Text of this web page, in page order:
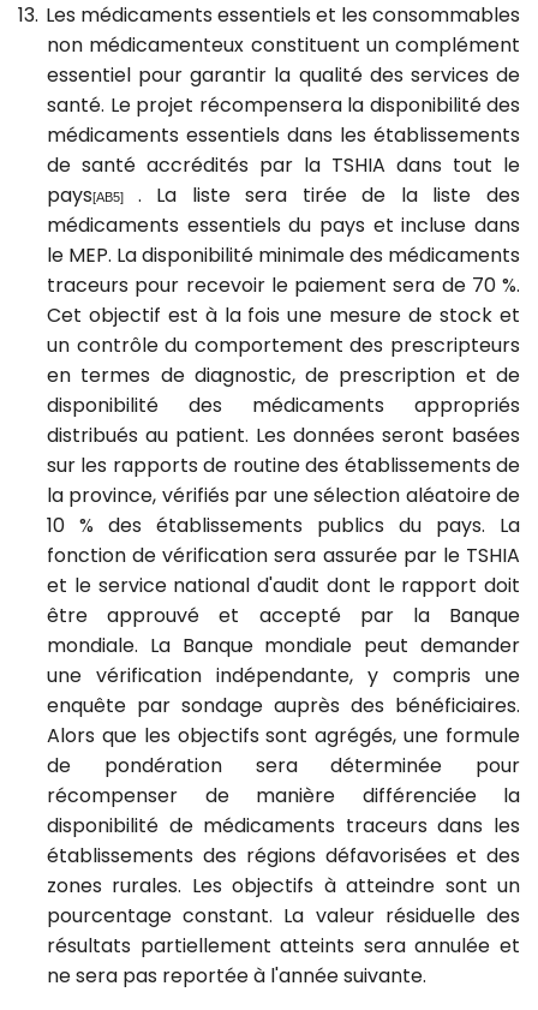
13. Les médicaments essentiels et les consommables
non médicamenteux constituent un complément
essentiel pour garantir la qualité des services de
santé. Le projet récompensera la disponibilité des
médicaments essentiels dans les établissements
de santé accrédités par la TSHIA dans tout le
pays[AB5] . La liste sera tirée de la liste des
médicaments essentiels du pays et incluse dans
le MEP. La disponibilité minimale des médicaments
traceurs pour recevoir le paiement sera de 70 %.
Cet objectif est à la fois une mesure de stock et
un contrôle du comportement des prescripteurs
en termes de diagnostic, de prescription et de
disponibilité des médicaments appropriés
distribués au patient. Les données seront basées
sur les rapports de routine des établissements de
la province, vérifiés par une sélection aléatoire de
10 % des établissements publics du pays. La
fonction de vérification sera assurée par le TSHIA
et le service national d'audit dont le rapport doit
être approuvé et accepté par la Banque
mondiale. La Banque mondiale peut demander
une vérification indépendante, y compris une
enquête par sondage auprès des bénéficiaires.
Alors que les objectifs sont agrégés, une formule
de pondération sera déterminée pour
récompenser de manière différenciée la
disponibilité de médicaments traceurs dans les
établissements des régions défavorisées et des
zones rurales. Les objectifs à atteindre sont un
pourcentage constant. La valeur résiduelle des
résultats partiellement atteints sera annulée et
ne sera pas reportée à l'année suivante.